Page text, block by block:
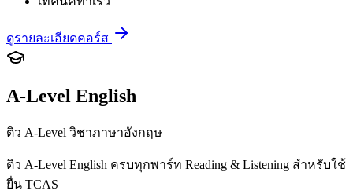
ดูรายละเอียดคอร์ส
A-Level English
ติว A-Level วิชาภาษาอังกฤษ
ติว A-Level English ครบทุกพาร์ท Reading & Listening สำหรับใช้
ยื่น TCAS